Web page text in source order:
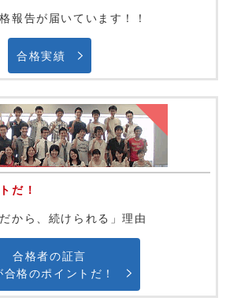
報告が届いています！！
合格実績
だ！
から、続けられる」理由
合格者の証言
合格のポイントだ！